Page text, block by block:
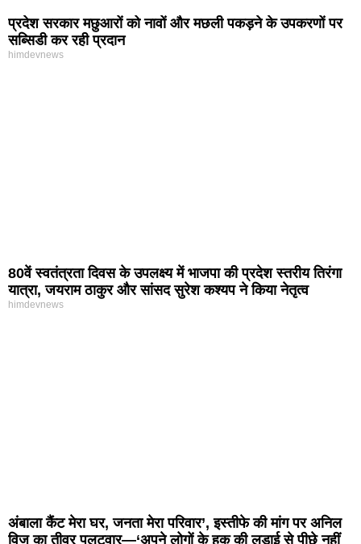
प्रदेश सरकार मछुआरों को नावों और मछली पकड़ने के उपकरणों पर
सब्सिडी कर रही प्रदान
himdevnews
80वें स्वतंत्रता दिवस के उपलक्ष्य में भाजपा की प्रदेश स्तरीय तिरंगा
यात्रा, जयराम ठाकुर और सांसद सुरेश कश्यप ने किया नेतृत्व
himdevnews
अंबाला कैंट मेरा घर, जनता मेरा परिवार’, इस्तीफे की मांग पर अनिल
विज का तीव्र पलटवार—‘अपने लोगों के हक की लड़ाई से पीछे नहीं